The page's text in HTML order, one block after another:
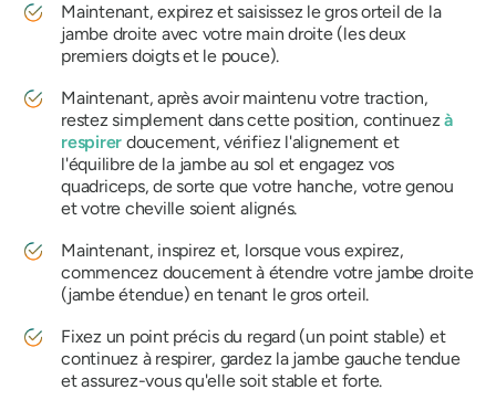
Maintenant, expirez et saisissez le gros orteil de la
jambe droite avec votre main droite (les deux
premiers doigts et le pouce).
Maintenant, après avoir maintenu votre traction,
restez simplement dans cette position, continuezà
respirer doucement, vérifiez l'alignement et
l'équilibre de la jambe au sol et engagez vos
quadriceps, de sorte que votre hanche, votre genou
et votre cheville soient alignés.
Maintenant, inspirez et, lorsque vous expirez,
commencez doucement à étendre votre jambe droite
(jambe étendue) en tenant le gros orteil.
Fixez un point précis du regard (un point stable) et
continuez à respirer, gardez la jambe gauche tendue
et assurez-vous qu'elle soit stable et forte.